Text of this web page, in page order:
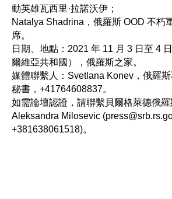
動英雄瓦西里·拉諾沃伊；
Natalya Shadrina，俄羅斯 OOD 不朽
席。
日期、地點：2021 年 11 月 3 日至 4
爾維亞共和國），俄羅斯之家。
媒體聯繫人：Svetlana Konev，俄羅
秘書，+41764608837。
如需論壇認證，請聯繫貝爾格萊德俄
Aleksandra Milosevic
+381638061518)。